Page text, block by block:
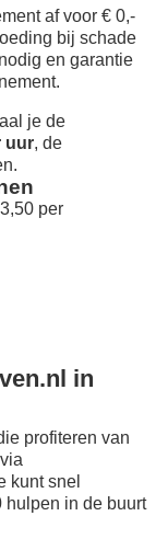
af voor € 0,-
bij schade
en garantie
je de
uur, de
per
in
profiteren van
kunt snel
hulpen in de buurt